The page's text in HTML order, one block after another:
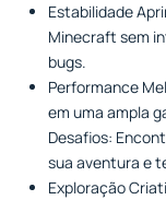
Estabilidade
Minecraft sem
bugs.
Performance
em uma ampla
Desafios:
sua aventura e
Exploração